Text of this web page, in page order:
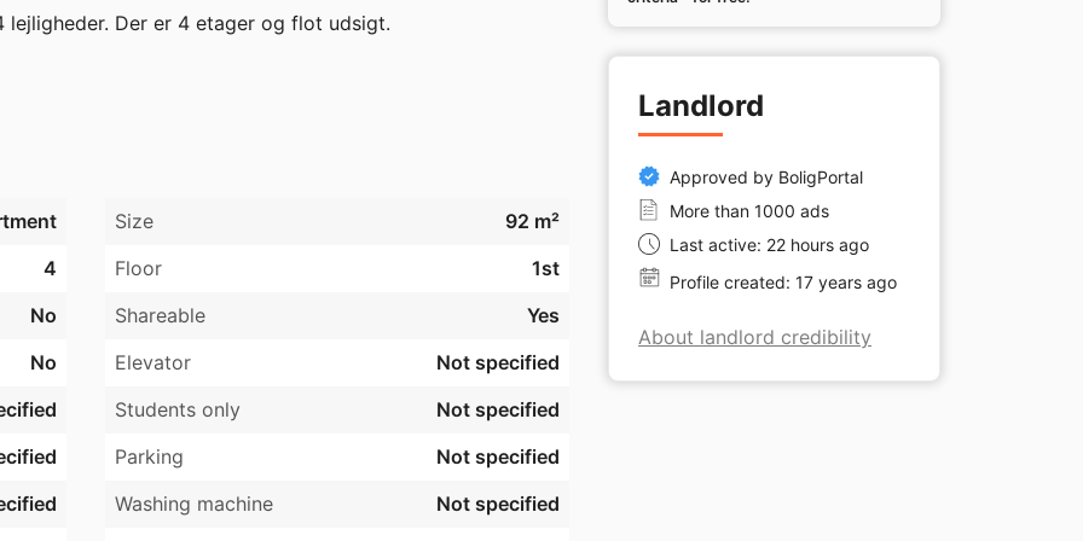
lejligheder. Der er 4 etager og flot udsigt.
ved bebyggelsen.
der indsendes en kopi af registreringsattesten på det
Size
92 m²
4 Floor
1st
No Shareable
Yes
No Elevator
Not specified
Students only
Not specified
Parking
Not specified
Washing machine
Not specified
Landlord
Approved by BoligPortal
More than 1000 ads
Last active: 22 hours ago
Profile created: 17 years ago
About landlord credibility